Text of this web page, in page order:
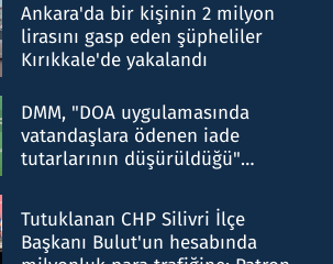
Ankara'da bir kişinin 2 milyon
lirasını gasp eden şüpheliler
Kırıkkale'de yakalandı
DMM, "DOA uygulamasında
vatandaşlara ödenen iade
tutarlarının düşürüldüğü"
Tutuklanan CHP Silivri İlçe
Başkanı Bulut'un hesabında